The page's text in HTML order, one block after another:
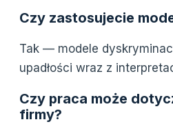
Czy zastosujecie
Tak — modele
upadłości wraz z
Czy praca może
firmy?